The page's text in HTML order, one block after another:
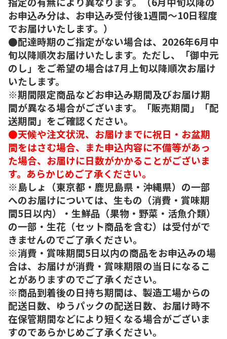
お申込み分は、お申込み受付後1週間～10日程度
でお届けいたします。）
●配達時期のご指定がない場合は、2026年6月中
旬以降順次お届けいたします。ただし、「御中元
のし」をご希望の場合は7月上旬以降順次お届け
いたします。
※期間限定商品などお申込み期間及びお届け期
間が異なる場合がございます。「販売期間」「配
送期間」をご確認ください。
●天候や注文状況、お届けまでに祝日・お盆期
間をはさむ場合、また申込内容に不備等があっ
た場合、お届けに日数がかかることがございま
す。あらかじめご了承ください。
※島しょ（東京都・鹿児島県・沖縄県）の一部
へのお届けについては、生もの（消費・賞味期
間5日以内）・生鮮品（果物・野菜・活魚介類）
の一部・生花（セット商品を含む）は受付がで
きませんのでご了承ください。
※消費・賞味期間5日以内の商品をお申込みの場
合は、お届けが消費・賞味期限の当日になるこ
とがありますのでご了承ください。
※商品到着後の日持ち期間は、製造工場からの
配送日数、ゆうパックの配送日数、お届け時不
在保管期間などにより短くなる場合がございま
すのであらかじめご了承ください。